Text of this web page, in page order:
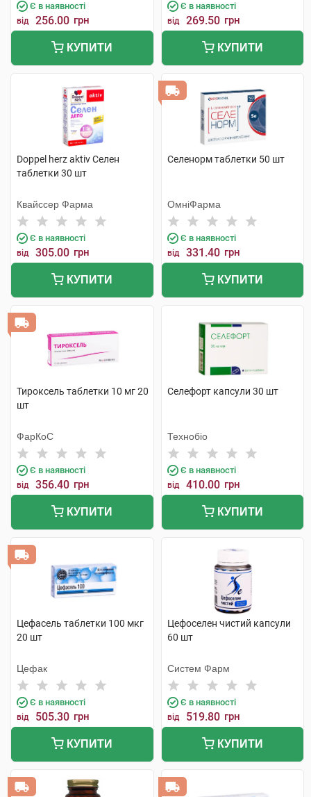
Є в наявності
від 256.00 грн
КУПИТИ
Є в наявності
від 269.50 грн
КУПИТИ
Doppel herz aktiv Селен
таблетки 30 шт
Квайссер Фарма
Є в наявності
від 305.00 грн
КУПИТИ
Селенорм таблетки 50 шт
ОмніФарма
Є в наявності
від 331.40 грн
КУПИТИ
Тироксель таблетки 10 мг 20
шт
ФарКоС
Є в наявності
від 356.40 грн
КУПИТИ
Селефорт капсули 30 шт
Технобіо
Є в наявності
від 410.00 грн
КУПИТИ
Цефасель таблетки 100 мкг
20 шт
Цефак
Є в наявності
від 505.30 грн
КУПИТИ
Цефоселен чистий капсули
60 шт
Систем Фарм
Є в наявності
від 519.80 грн
КУПИТИ